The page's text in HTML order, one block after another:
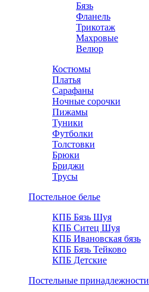
Бязь
Фланель
Трикотаж
Махровые
Велюр
Костюмы
Платья
Сарафаны
Ночные сорочки
Пижамы
Туники
Футболки
Толстовки
Брюки
Бриджи
Трусы
Постельное белье
КПБ Бязь Шуя
КПБ Ситец Шуя
КПБ Ивановская бязь
КПБ Бязь Тейково
КПБ Детские
Постельные принадлежности